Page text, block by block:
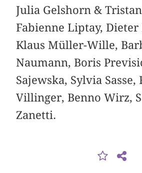
Julia Gelshorn &
Fabienne Liptay, Dieter
Klaus Müller-Wille,
Naumann, Boris
Sajewska, ­Sylvia Sasse,
Villinger, Benno Wirz,
Zanetti.